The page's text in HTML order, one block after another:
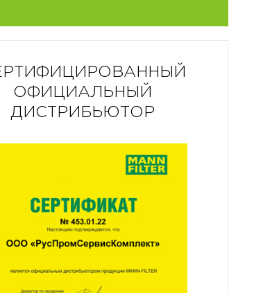
ОФИЦИАЛЬНЫЙ
ДИСТРИБЬЮТОР